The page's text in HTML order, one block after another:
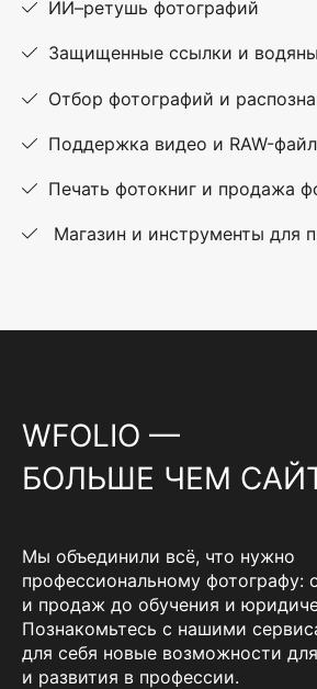
ИИ–ретушь фотографий
Защищенные ссылки и
Отбор фотографий и
Поддержка видео и RAW-
Печать фотокниг и продажа
Магазин и инструменты для
WFOLIO —
БОЛЬШЕ ЧЕМ
Мы объединили всё, что нужно
профессиональному фотографу:
и продаж до обучения и
Познакомьтесь с нашими
для себя новые возможности
и развития в профессии.